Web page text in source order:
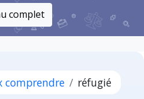
complet
comprendre réfugié